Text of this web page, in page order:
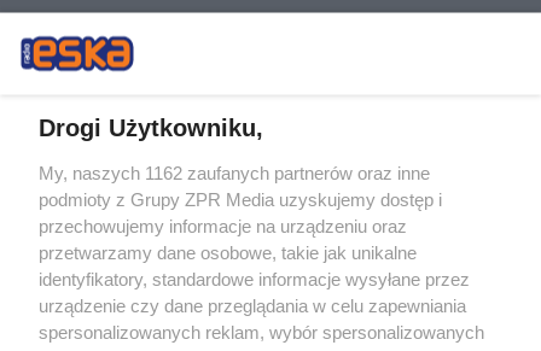
Żaden utwór zamieszczony w serwisie nie może być powielany i
rozpowszechniany lub dalej rozpowszechniany w jakikolwiek sposób (w
tym także elektroniczny lub mechaniczny) na jakimkolwiek polu
eksploatacji w jakiejkolwiek formie, włącznie z umieszczaniem w Internecie
bez pisemnej zgody właściciela praw. Jakiekolwiek użycie lub
wykorzystanie utworów w całości lub w części z naruszeniem prawa, tzn.
bez właściwej zgody, jest zabronione pod groźbą kary i może być ścigane
prawnie.
Drogi Użytkowniku,
My, naszych 1162 zaufanych partnerów oraz inne
podmioty z Grupy ZPR Media uzyskujemy dostęp i
przechowujemy informacje na urządzeniu oraz
przetwarzamy dane osobowe, takie jak unikalne
identyfikatory, standardowe informacje wysyłane przez
urządzenie czy dane przeglądania w celu zapewniania
spersonalizowanych reklam, wybór spersonalizowanych